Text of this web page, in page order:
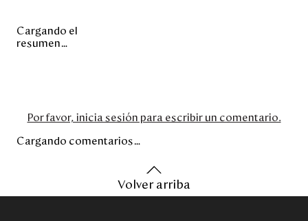
Cargando el
resumen…
Por favor, inicia sesión para escribir un comentario.
Cargando comentarios…
Volver arriba